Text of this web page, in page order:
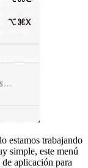
estamos trabajando
simple, este menú
aplicación para